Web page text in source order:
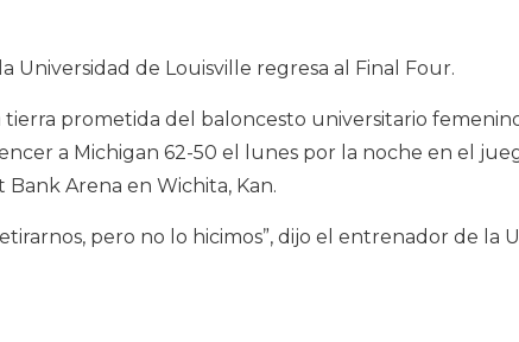
Universidad de Louisville regresa al Final Four.
tierra prometida del baloncesto universitario
a Michigan 62-50 el lunes por la noche en el
Arena en Wichita, Kan.
pero no lo hicimos”, dijo el entrenador de la U